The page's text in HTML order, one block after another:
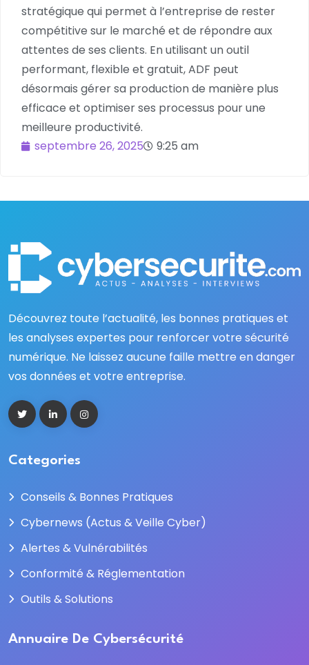
stratégique qui permet à l’entreprise de rester
compétitive sur le marché et de répondre aux
attentes de ses clients. En utilisant un outil
performant, flexible et gratuit, ADF peut
désormais gérer sa production de manière plus
efficace et optimiser ses processus pour une
meilleure productivité.
septembre 26, 2025
9:25 am
Découvrez toute l’actualité, les bonnes pratiques et
les analyses expertes pour renforcer votre sécurité
numérique. Ne laissez aucune faille mettre en danger
vos données et votre entreprise.
Categories
Conseils & Bonnes Pratiques
Cybernews (Actus & Veille Cyber)
Alertes & Vulnérabilités
Conformité & Réglementation
Outils & Solutions
Annuaire De Cybersécurité